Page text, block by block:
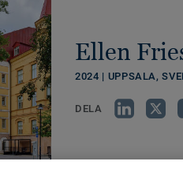
Ellen
2024 | UPPSALA,
DELA